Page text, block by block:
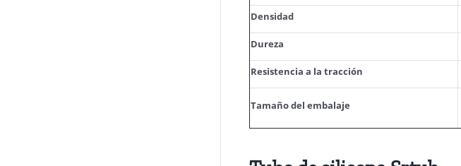
Densidad
Dureza
Resistencia a la tracción
Tamaño del embalaje